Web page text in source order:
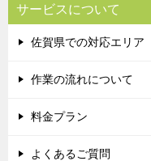
サービスについて
佐賀県での対応エリア
作業の流れについて
料金プラン
よくあるご質問